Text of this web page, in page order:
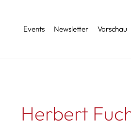
Services
Events Newsletter Vorschau
Herbert